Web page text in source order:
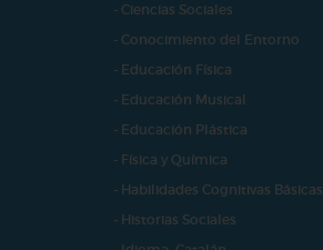
- Ciencias Sociales
- Conocimiento del Entorno
- Educación Física
- Educación Musical
- Educación Plástica
- Física y Química
- Habilidades Cognitivas Básicas
- Historias Sociales